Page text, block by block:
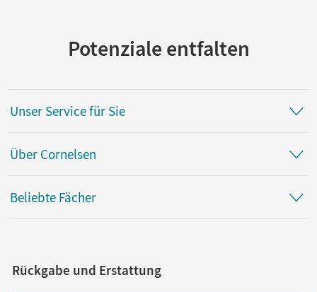
Potenziale entfalten
Unser Service für Sie
Über Cornelsen
Beliebte Fächer
Rückgabe und Erstattung